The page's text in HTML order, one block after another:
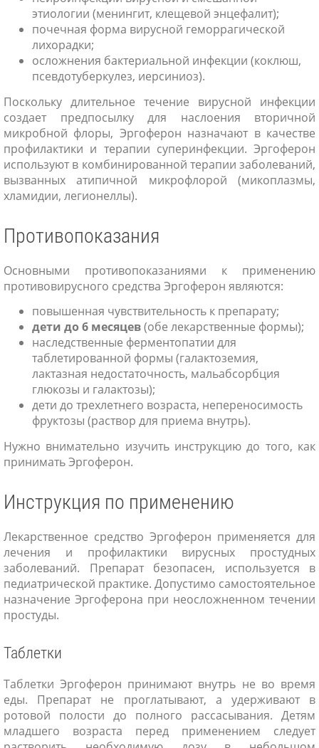
этиологии (менингит, клещевой энцефалит);
почечная форма вирусной геморрагической
лихорадки;
осложнения бактериальной инфекции (коклюш,
псевдотуберкулез, иерсиниоз).
Поскольку длительное течение вирусной инфекции
создает предпосылку для наслоения вторичной
микробной флоры, Эргоферон назначают в качестве
профилактики и терапии суперинфекции. Эргоферон
используют в комбинированной терапии заболеваний,
вызванных атипичной микрофлорой (микоплазмы,
хламидии, легионеллы).
Противопоказания
Основными противопоказаниями к применению
противовирусного средства Эргоферон являются:
повышенная чувствительность к препарату;
дети до 6 месяцев(обе лекарственные формы);
наследственные ферментопатии для
таблетированной формы (галактоземия,
лактазная недостаточность, мальабсорбция
глюкозы и галактозы);
дети до трехлетнего возраста, непереносимость
фруктозы (раствор для приема внутрь).
Нужно внимательно изучить инструкцию до того, как
принимать Эргоферон.
Инструкция по применению
Лекарственное средство Эргоферон применяется для
лечения и профилактики вирусных простудных
заболеваний. Препарат безопасен, используется в
педиатрической практике. Допустимо самостоятельное
назначение Эргоферона при неосложненном течении
простуды.
Таблетки
Таблетки Эргоферон принимают внутрь не во время
еды. Препарат не проглатывают, а удерживают в
ротовой полости до полного рассасывания. Детям
младшего возраста перед применением следует